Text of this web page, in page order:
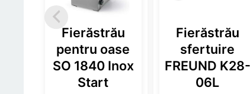
Fierăstrău
pentru oase
SO 1840 Inox
Start
Fierăstrău
sfertuire
FREUND K28-
06L